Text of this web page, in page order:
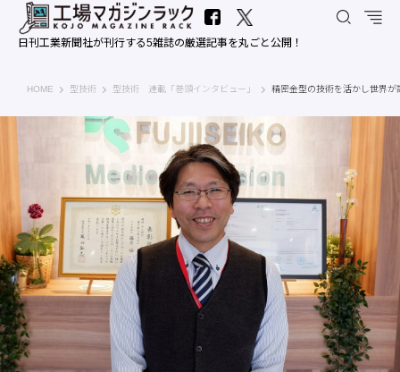
日刊工業新聞社が刊行する5雑誌の厳選記事を丸ごと公開！
HOME 工場マガジンラック｜日刊工業新聞社
型技術 型技術 連載「巻頭インタビュー」 精密金型の技術を活かし世界